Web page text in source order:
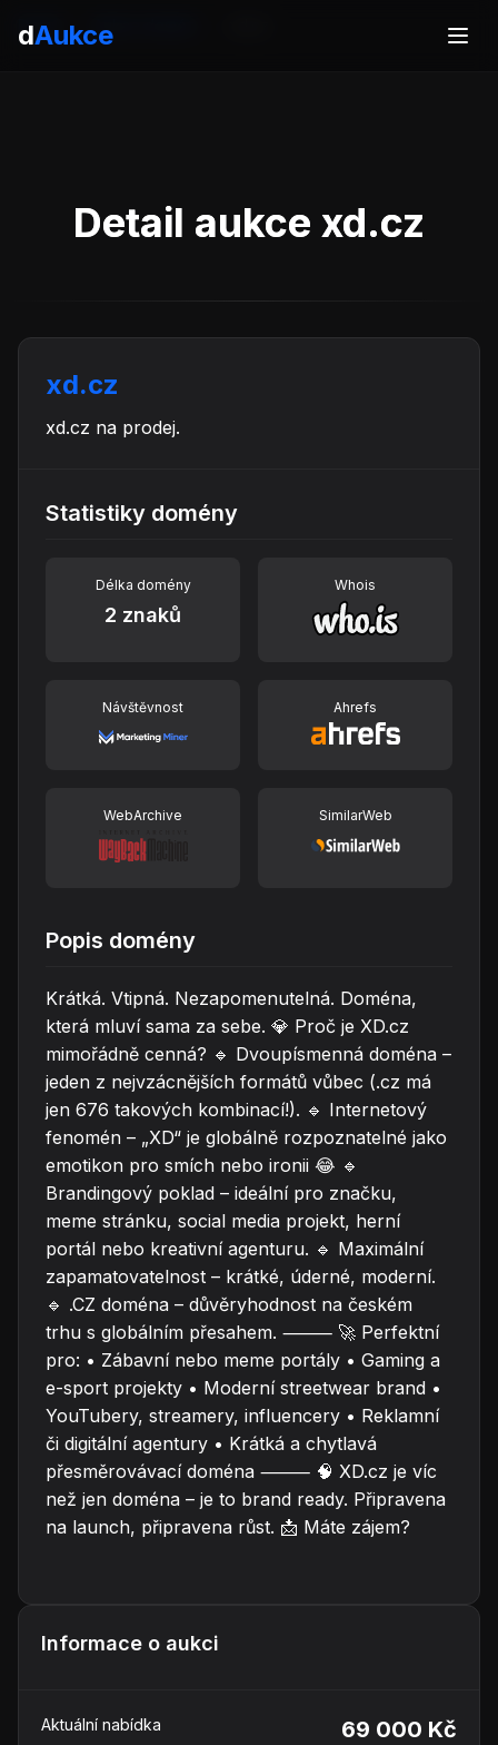
dAukce
Domů
Detail aukce xd.cz
xd.cz
xd.cz na prodej.
Statistiky domény
Délka domény
2 znaků
Whois
Návštěvnost Ahrefs
WebArchive SimilarWeb
Popis domény
Krátká. Vtipná. Nezapomenutelná. Doména,
která mluví sama za sebe. 💎 Proč je XD.cz
mimořádně cenná? 🔹 Dvoupísmenná doména –
jeden z nejvzácnějších formátů vůbec (.cz má
jen 676 takových kombinací!). 🔹 Internetový
fenomén – „XD“ je globálně rozpoznatelné jako
emotikon pro smích nebo ironii 😂 🔹
Brandingový poklad – ideální pro značku,
meme stránku, social media projekt, herní
portál nebo kreativní agenturu. 🔹 Maximální
zapamatovatelnost – krátké, úderné, moderní.
🔹 .CZ doména – důvěryhodnost na českém
trhu s globálním přesahem. ⸻ 🚀 Perfektní
pro: • Zábavní nebo meme portály • Gaming a
e-sport projekty • Moderní streetwear brand •
YouTubery, streamery, influencery • Reklamní
či digitální agentury • Krátká a chytlavá
přesměrovávací doména ⸻ 🧠 XD.cz je víc
než jen doména – je to brand ready. Připravena
na launch, připravena růst. 📩 Máte zájem?
Informace o aukci
Aktuální nabídka 69 000 Kč